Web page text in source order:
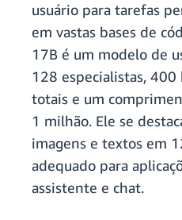
usuário para tarefas
em vastas bases de
17B é um modelo de
128 especialistas,
totais e um
1 milhão. Ele se
imagens e textos em
adequado para
assistente e chat.